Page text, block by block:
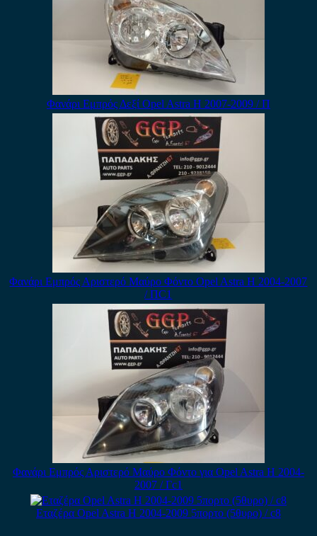
Φανάρι Εμπρός Δεξί Opel Astra H 2007-2009 / Π
Φανάρι Εμπρός Αριστερό Μαύρο Φόντο Opel Astra H 2004-2007
/ ΠC1
Φανάρι Εμπρός Αριστερό Μαύρο Φόντο για Opel Astra H 2004-
2007 / Γc1
Εταζέρα Opel Astra H 2004-2009 5πορτο (5θυρο) / c8